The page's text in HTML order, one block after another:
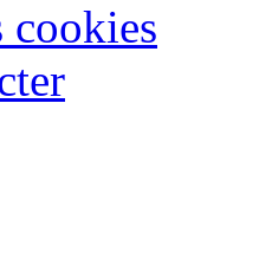
cookies